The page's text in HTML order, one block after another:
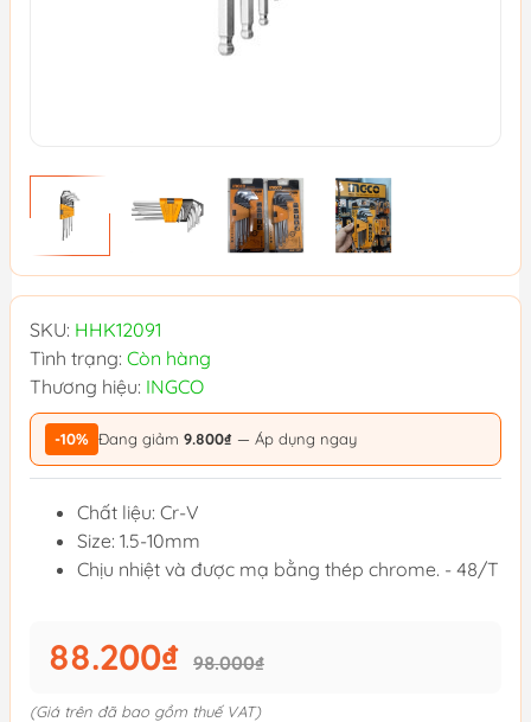
SKU: HHK12091
Tình trạng: Còn hàng
Thương hiệu: INGCO
-10% Đang giảm 9.800₫ — Áp dụng ngay
Chất liệu: Cr-V
Size: 1.5-10mm
Chịu nhiệt và được mạ bằng thép chrome. - 48/T
88.200₫ 98.000₫
(Giá trên đã bao gồm thuế VAT)